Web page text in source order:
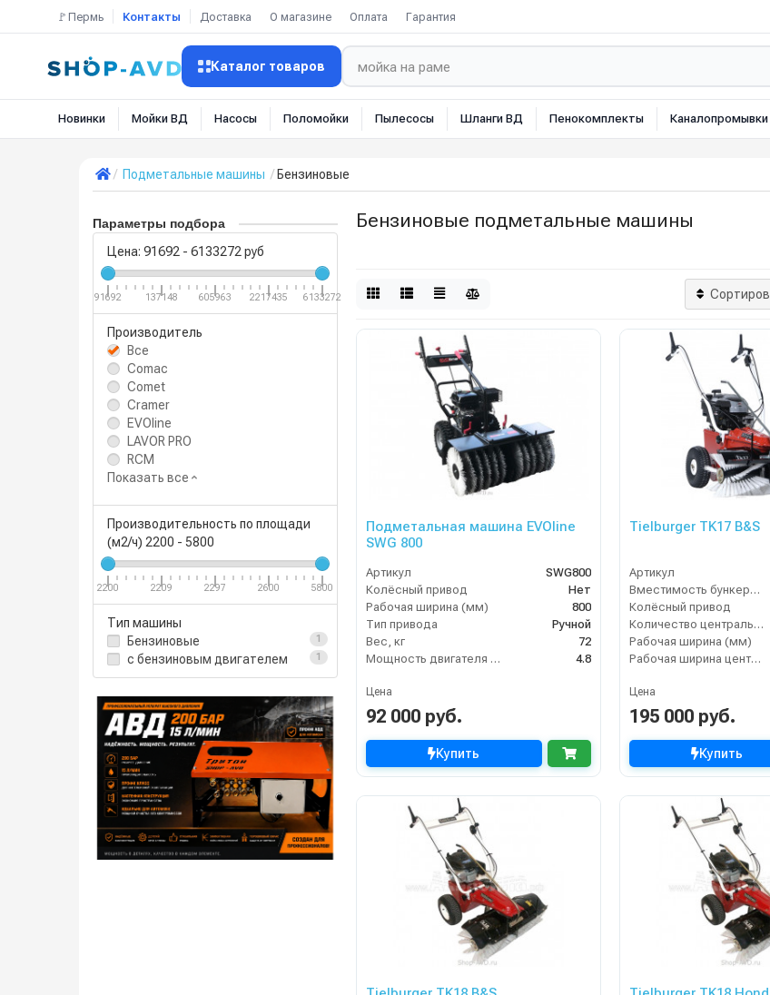
🚩Пермь Контакты Доставка О магазине Оплата Гарантия
Каталог товаров
Новинки Мойки ВД Насосы Поломойки Пылесосы Шланги ВД Пенокомплекты Каналопромывки
Подметальные машины Бензиновые
Параметры подбора
Цена: 91692 - 6133272 руб
91692 137148 605963 2217435 6133272
Производитель
Все
Comac
Comet
Cramer
EVOline
LAVOR PRO
RCM
Показать все
Производительность по площади
(м2/ч) 2200 - 5800
2200 2209 2297 2600 5800
Тип машины
Бензиновые
1
c бензиновым двигателем 1
Бензиновые подметальные машины
Подметальная машина EVOline
SWG 800
Артикул
SWG800
Колёсный привод
Нет
Рабочая ширина (мм)
800
Тип привода
Ручной
Вес, кг
72
Мощность двигателя (кВт)
4.8
Цена
92 000 руб.
Купить
Tielburger TK17 B&S
Артикул
Вместимость бункера (л)
Колёсный привод
Количество центральных мусоросборных валиков (шт)
Рабочая ширина (мм)
Рабочая ширина центральной щётки (мм)
Цена
195 000 руб.
Купить